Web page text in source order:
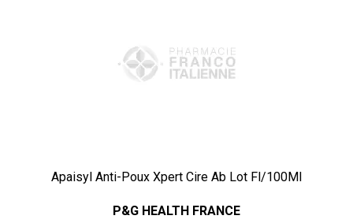
Apaisyl Anti-Poux Xpert Cire Ab Lot Fl/100Ml
P&G HEALTH FRANCE